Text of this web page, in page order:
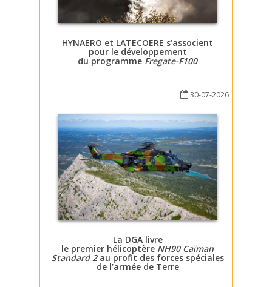
HYNAERO et LATECOERE s’associent
pour le développement
du programme Fregate-F100
30-07-2026
La DGA livre
le premier hélicoptère NH90 Caïman
Standard 2au profit des forces spéciales
de l’armée de Terre